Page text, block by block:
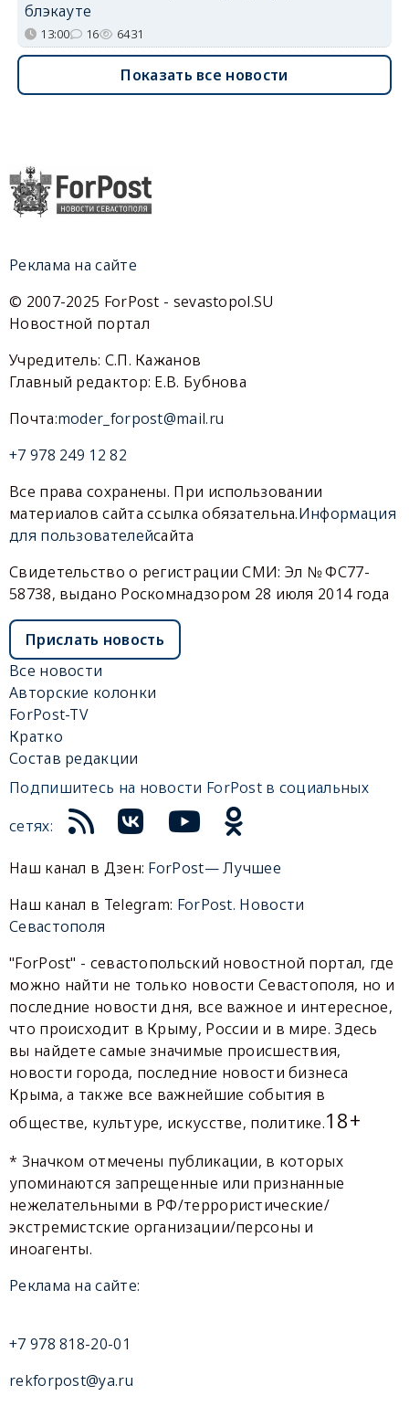
блэкауте
13:00 16 6431
Показать все новости
Реклама на сайте
© 2007-2025 ForPost - sevastopol.SU
Новостной портал
Учредитель: С.П. Кажанов
Главный редактор: Е.В. Бубнова
Почта:moder_forpost@mail.ru
+7 978 249 12 82
Все права сохранены. При использовании
материалов сайта ссылка обязательна.Информация
для пользователейсайта
Свидетельство о регистрации СМИ: Эл № ФС77-
58738, выдано Роскомнадзором 28 июля 2014 года
Прислать новость
Все новости
Авторские колонки
ForPost-TV
Кратко
Состав редакции
Подпишитесь на новости ForPost в социальных
сетях:
Наш канал в Дзен: ForPost— Лучшее
Наш канал в Telegram: ForPost. Новости
Севастополя
"ForPost" - севастопольский новостной портал, где
можно найти не только новости Севастополя, но и
последние новости дня, все важное и интересное,
что происходит в Крыму, России и в мире. Здесь
вы найдете самые значимые происшествия,
новости города, последние новости бизнеса
Крыма, а также все важнейшие события в
обществе, культуре, искусстве, политике.18+
* Значком отмечены публикации, в которых
упоминаются запрещенные или признанные
нежелательными в РФ/террористические/
экстремистские организации/персоны и
иноагенты.
Реклама на сайте:
+7 978 818-20-01
rekforpost@ya.ru